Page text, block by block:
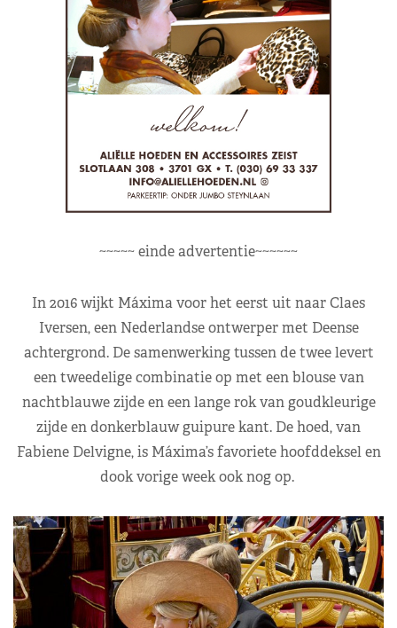
~~~~~ einde advertentie~~~~~~
In 2016 wijkt Máxima voor het eerst uit naar Claes
Iversen, een Nederlandse ontwerper met Deense
achtergrond. De samenwerking tussen de twee levert
een tweedelige combinatie op met een blouse van
nachtblauwe zijde en een lange rok van goudkleurige
zijde en donkerblauw guipure kant. De hoed, van
Fabiene Delvigne, is Máxima’s favoriete hoofddeksel en
dook vorige week ook nog op.